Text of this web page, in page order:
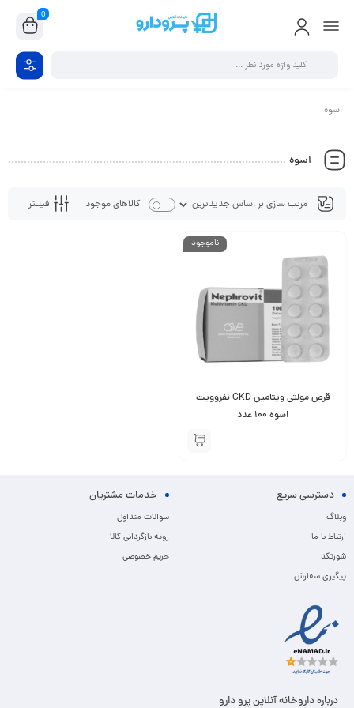
0
اسوه
اسوه
فیلـتر کالاهای موجود
ناموجود
قرص مولتی ویتامین CKD نفروویت
اسوه ۱۰۰ عدد
دسترسی سریع
وبلاگ
ارتباط با ما
شورتکد
پیگیری سفارش
خدمات مشتریان
سوالات متداول
رویه بازگردانی کالا
حریم خصوصی
درباره داروخانه آنلاین پرو دارو